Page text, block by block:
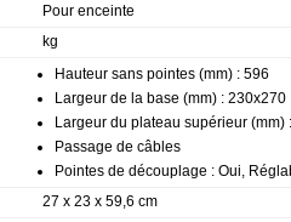
Pour enceinte
kg
Hauteur sans pointes (mm) : 596
Largeur de la base (mm) : 230x270
Largeur du plateau supérieur (mm)
Passage de câbles
Pointes de découplage : Oui,
27 x 23 x 59,6 cm